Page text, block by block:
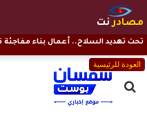
مصادرنت
العودة للرئيسية
تحت تهديد السلاح.. أعمال بناء